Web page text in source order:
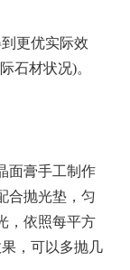
更优实际效
石材状况)。
膏手工制作
合抛光垫，匀
，依照每平方
，可以多抛几